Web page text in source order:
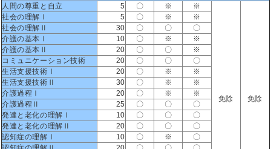
人間の尊重と自立
5 〇 ※ ※
免除 免除
社会の理解Ⅰ 5 〇 ※
※
社会の理解Ⅱ
30 〇 〇
〇
介護の基本Ⅰ
10 〇 ※
※
介護の基本Ⅱ
20 〇 〇
※
コミュニケーション技術
20 〇 〇
〇
生活支援技術Ⅰ
20 〇 ※
※
生活支援技術Ⅱ
30 〇 ※
※
介護過程Ⅰ
20 〇 ※
※
介護過程Ⅱ
25 〇 〇
〇
発達と老化の理解Ⅰ
10 〇 〇
〇
発達と老化の理解Ⅱ
20 〇 〇
〇
認知症の理解Ⅰ
10 〇 ※
〇